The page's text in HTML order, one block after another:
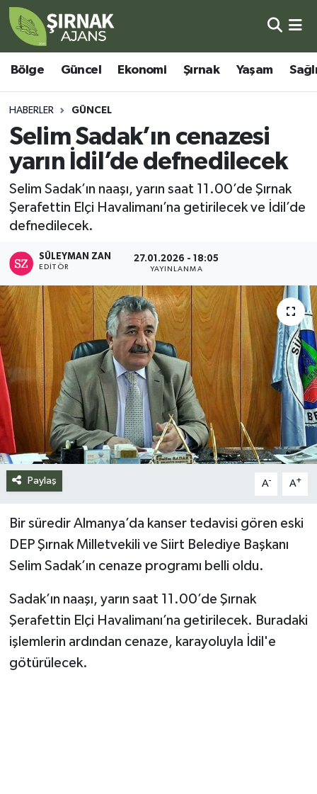
Bölge Güncel Ekonomi Şırnak Yaşam
HABERLER GÜNCEL
Selim Sadak’ın cenazesi
yarın İdil’de defnedilecek
Selim Sadak’ın naaşı, yarın saat 11.00’de Şırnak
Şerafettin Elçi Havalimanı’na getirilecek ve İdil’de
defnedilecek.
SÜLEYMAN ZAN
EDITÖR
27.01.2026 - 18:05
YAYINLANMA
Paylaş A- A+
Bir süredir Almanya’da kanser tedavisi gören eski
DEP Şırnak Milletvekili ve Siirt Belediye Başkanı
Selim Sadak’ın cenaze programı belli oldu.
Sadak’ın naaşı, yarın saat 11.00’de Şırnak
Şerafettin Elçi Havalimanı’na getirilecek. Buradaki
işlemlerin ardından cenaze, karayoluyla İdil'e
götürülecek.
Bölge
Güncel
Ekonomi
Şırnak
Sağlık
Eğitim
Kültür - Sanat
Siyaset
Spor
Teknoloji
Yazarlar
Şırnak Nöbetçi Eczaneler
Şırnak Hava Durumu
Şirnak Namaz Vakitleri
Şırnak Trafik Yoğunluk Haritası
Süper Lig Puan Durumu ve Fikstür
Tüm Manşetler
Son Dakika Haberleri
Haber Arşivi